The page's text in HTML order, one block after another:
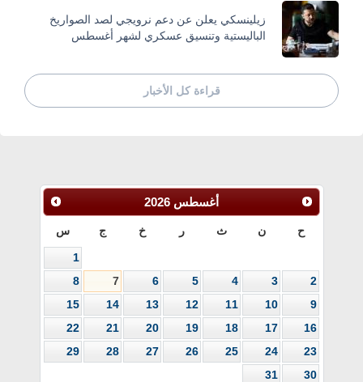
زيلينسكي يعلن عن دعم نرويجي لصد الصواريخ
الباليستية وتنسيق عسكري لشهر أغسطس
قراءة كل الأخبار
أغسطس 2026
ح ن ث ر خ ج س
1
2
3
4
5
6
7
8
9
10
11
12
13
14
15
16
17
18
19
20
21
22
23
24
25
26
27
28
29
30
31